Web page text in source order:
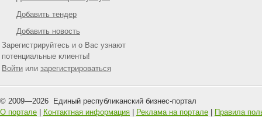
Добавить тендер
Добавить новость
Зарегистрируйтесь и о Вас узнают
потенциальные клиенты!
Войти или зарегистрироваться
© 2009—2026 Единый республиканский бизнес-портал
О портале
Контактная информация Реклама на портале Правила